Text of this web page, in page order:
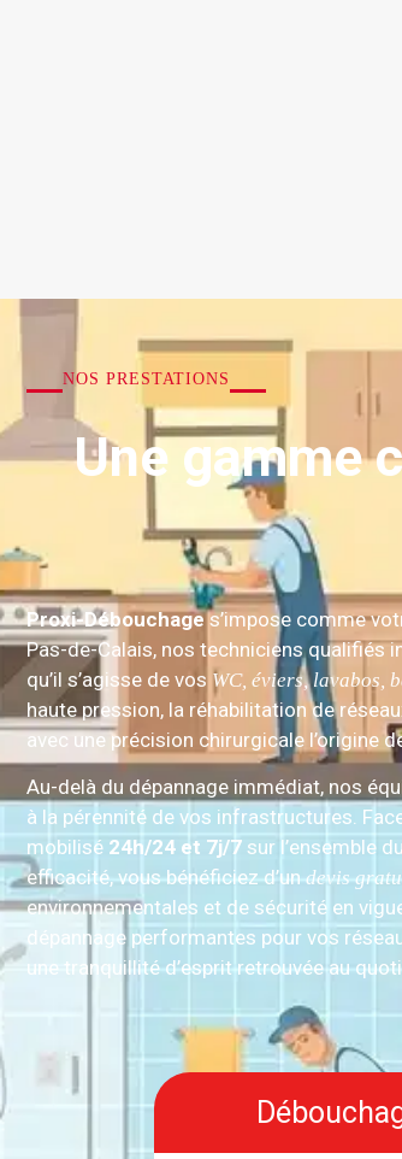
NOS PRESTATIONS
Une gamme
Proxi-Débouchages’impose comme
Pas-de-Calais, nos techniciens qualifiés
qu’il s’agisse de vos WC, éviers, lavabos,
haute pression, la réhabilitation de
avec une précision chirurgicale l’origine
Au-delà du dépannage immédiat, nos
à la pérennité de vos infrastructures.
mobilisé 24h/24 et 7j/7 sur l’ensemble
efficacité, vous bénéficiez d’un devis
environnementales et de sécurité en
dépannage performantes pour vos
une tranquillité d’esprit retrouvée au